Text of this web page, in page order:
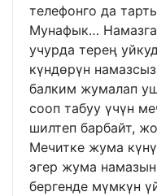
телефонго да
Мунафык… Намазга
учурда терең
күндөрүн
балким жумалап
сооп табуу үчүн
шилтеп барбайт,
Мечитке жума күнү
эгер жума
бергенде мүмкүн